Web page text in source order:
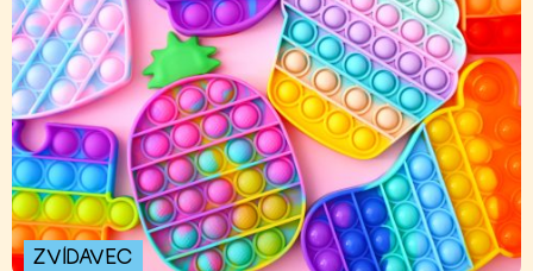
ZVÍDAVEC